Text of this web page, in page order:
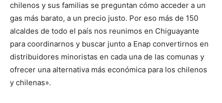
chilenos y sus familias se preguntan cómo acceder a un
gas más barato, a un precio justo. Por eso más de 150
alcaldes de todo el país nos reunimos en Chiguayante
para coordinarnos y buscar junto a Enap convertirnos en
distribuidores minoristas en cada una de las comunas y
ofrecer una alternativa más económica para los chilenos
y chilenas».